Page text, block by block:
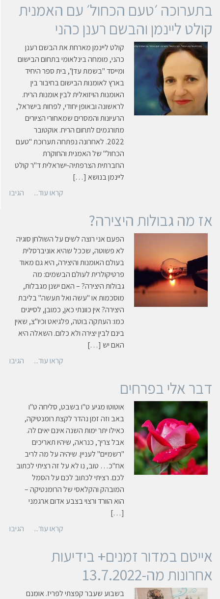
בתערוכה ׳טעם הכחול׳ עם האמנית
קולט ליינמן והבשם רענן כהני
קולט ליינמן מארחת את הבשם רענן
כהני, מומחה בינלאומי בתחום הבישום
ומייסד "בשמת עדן", בית ספר היחיד
בארץ לאומנות הבישום בחיבור בין
האומנות הויזואלית לבין אומנות הריח.
לראשונה ובאופן יחודי, לפחות בישראל,
הרעיונות והמסרים שמאחורי הציורים
מתורגמים לתחום הריח. אוקטובר
2022. לאחרונה נפתחה תערוכת "טעם
הכחול" של האמנית והחוקרת
החברתית הצרפתיה-ישראלית ד"ר קולט
ליינמן בנושא […]
קראו עוד...
הגיבו
אז מה גבולות היצירה?
הפעם אני רוצה לשים על השולחן סוגיה
לא פשוטה, שככל שהיא אוניברסלית
בעולם האומנות והיצירה, היא גם מאוד
פרטיקולרית לעולם הבשמים: מה
גבולות היצירה? – האם ישנן מגבלות,
מוסכמות או "עשה ואל תעשה" בליבת
היצירה? אין כוונתי כאן, כמובן, לסייגים
כמו: העתקה בוטה, פלגיאט וכיו"צ, שאין
בינם לבין יצירה ולא כלום. השאלה היא
האם יש […]
קראו עוד...
הגיבו
דבר אלי בפרחים
אוטוטו מגיע ט"ו בשבט, סליחה ט"ו
באב וזה זמן נהדר לקצת רומנטיקה,
כאילו יתר ימות השנה אינם יאים לה.
אבל צריך, כנראה, שיהיו תאריכים
"רשמיים" לעניין. שיהיה על מה לריב
אח"כ… טוב, נו לא על זה רציתי לכתוב
לכם. רציתי לכתוב לכם על הסמל
המובהק והקלאסי של הרומנטיקה –
הוא הוורד ורצוי בצבע אדום ארגמני
[…]
קראו עוד...
הגיבו
אייטם במדור זמנים+ בידיעות
אחרונות מה-13.7.2022
בשבוע שעבר קפצתי לפריז. אומנם